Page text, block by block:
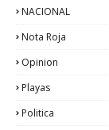
NACIONAL
Nota Roja
Opinion
Playas
Politica